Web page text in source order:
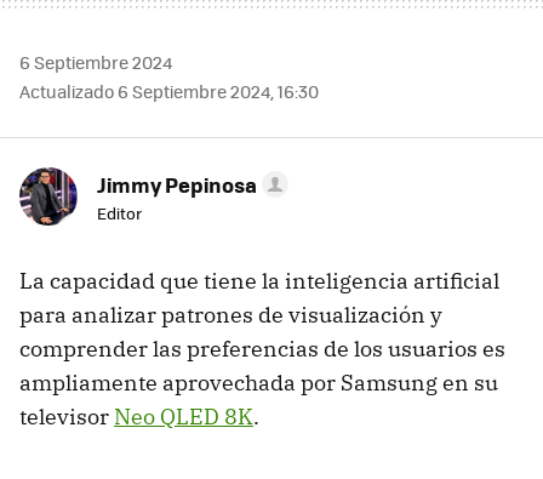
6 Septiembre 2024
Actualizado 6 Septiembre 2024, 16:30
Jimmy Pepinosa
Editor
La capacidad que tiene la inteligencia artificial
para analizar patrones de visualización y
comprender las preferencias de los usuarios es
ampliamente aprovechada por Samsung en su
televisor Neo QLED 8K.